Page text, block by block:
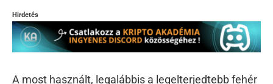
Hirdetés
A most használt, legalábbis a legelterjedtebb fehér